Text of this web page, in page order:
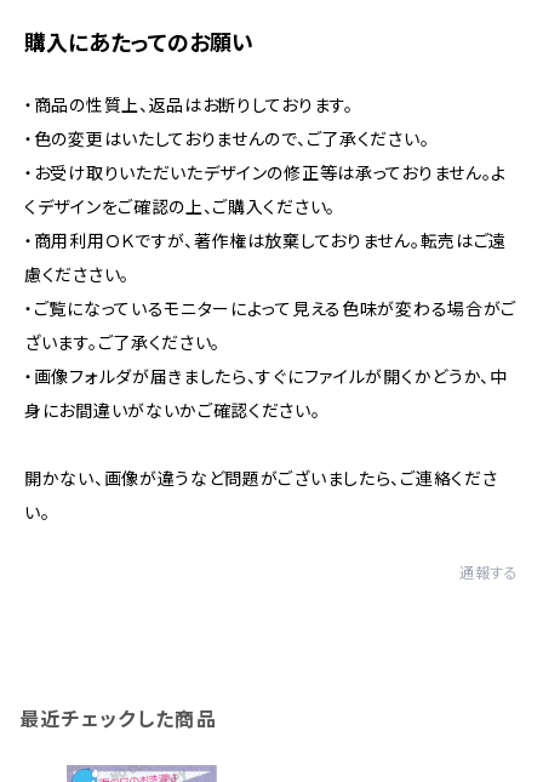
購入にあたってのお願い
・商品の性質上、返品はお断りしております。
・色の変更はいたしておりませんので、ご了承ください。
・お受け取りいただいたデザインの修正等は承っておりません。よ
くデザインをご確認の上、ご購入ください。
・商用利用ＯＫですが、著作権は放棄しておりません。転売はご遠
慮くだささい。
・ご覧になっているモニターによって見える色味が変わる場合がご
ざいます。ご了承ください。
・画像フォルダが届きましたら、すぐにファイルが開くかどうか、中
身にお間違いがないかご確認ください。
開かない、画像が違うなど問題がございましたら、ご連絡くださ
い。
通報する
最近チェックした商品